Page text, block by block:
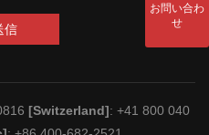
信
[Switzerland]: +41 800 040
お問い合わ
せ